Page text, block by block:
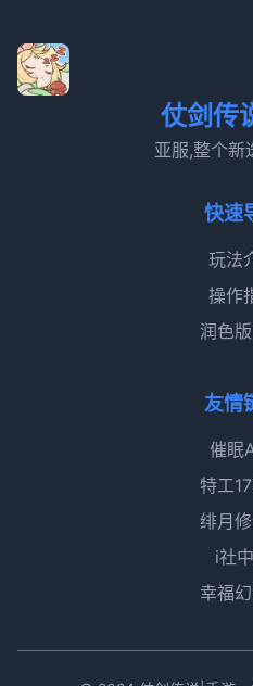
仗剑传
亚服,整个新
快速
玩法
操作
润色
友情
催眠
特工
绯月
i社
幸福